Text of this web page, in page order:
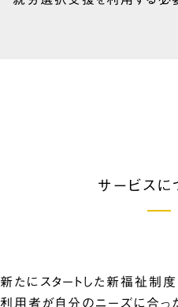
サービスに
新たにスタートした新福祉制
利用者が自分のニーズに合っ